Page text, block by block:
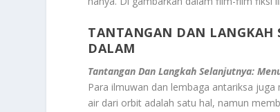
TANTANGAN DAN LANGKAH
DALAM
Tantangan Dan Langkah Selanjutnya:
Para ilmuwan dan lembaga antariksa
air dari orbit adalah satu hal, namun